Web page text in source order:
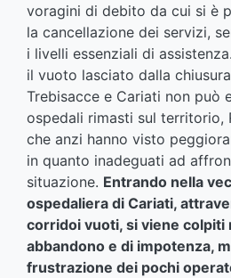
voragini di debito da cui si è
la cancellazione dei servizi,
i livelli essenziali di
il vuoto lasciato dalla
Trebisacce e Cariati non può
ospedali rimasti sul territorio,
che anzi hanno visto
in quanto inadeguati ad
situazione. Entrando nella
ospedaliera di Cariati,
corridoi vuoti, si viene colpiti
abbandono e di impotenza,
frustrazione dei pochi